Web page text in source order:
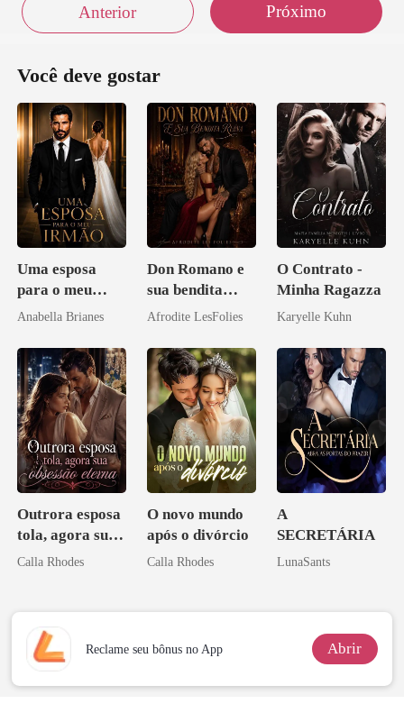
Anterior Próximo
Você deve gostar
Uma esposa
para o meu
irmão
Anabella Brianes
Don Romano e
sua bendita
ruína
Afrodite LesFolies
O Contrato -
Minha Ragazza
Karyelle Kuhn
Outrora esposa
tola, agora sua
obsessão eterna
Calla Rhodes
O novo mundo
após o divórcio
Calla Rhodes
A
SECRETÁRIA
LunaSants
Reclame seu bônus no App Abrir